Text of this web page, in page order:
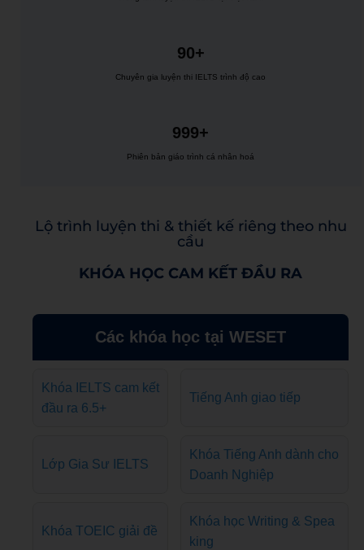
90+
Chuyên gia luyện thi IELTS trình độ cao
999+
Phiên bản giáo trình cá nhân hoá
Lộ trình luyện thi & thiết kế riêng theo nhu
cầu
KHÓA HỌC CAM KẾT ĐẦU RA
Các khóa học tại WESET
Khóa IELTS cam kết
đầu ra 6.5+
Tiếng Anh giao tiếp
Lớp Gia Sư IELTS
Khóa Tiếng Anh dành cho
Doanh Nghiệp
Khóa TOEIC giải đề
Khóa học Writing & Spea
king